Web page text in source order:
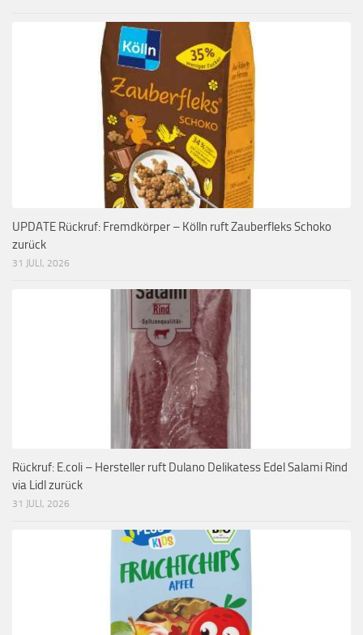
UPDATE Rückruf: Fremdkörper – Kölln ruft Zauberfleks Schoko
zurück
31 JULI, 2026
Rückruf: E.coli – Hersteller ruft Dulano Delikatess Edel Salami Rind
via Lidl zurück
31 JULI, 2026